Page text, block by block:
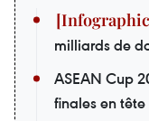
milliards de
ASEAN Cup
finales en